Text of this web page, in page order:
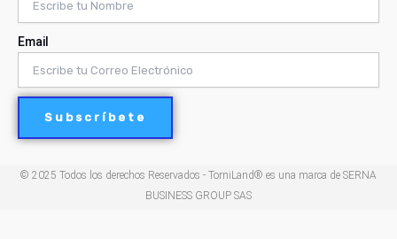
Email
Subscríbete
© 2025 Todos los derechos Reservados - TorniLand® es una marca de SERNA
BUSINESS GROUP SAS